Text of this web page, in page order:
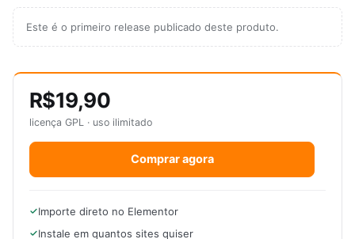
Este é o primeiro release publicado deste produto.
R$19,90
licença GPL · uso ilimitado
Comprar agora
Importe direto no Elementor
Instale em quantos sites quiser